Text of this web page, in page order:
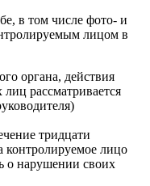
в том числе фото- и
лицом в
органа, действия
рассматривается
тридцати
контролируемое лицо
о нарушении своих